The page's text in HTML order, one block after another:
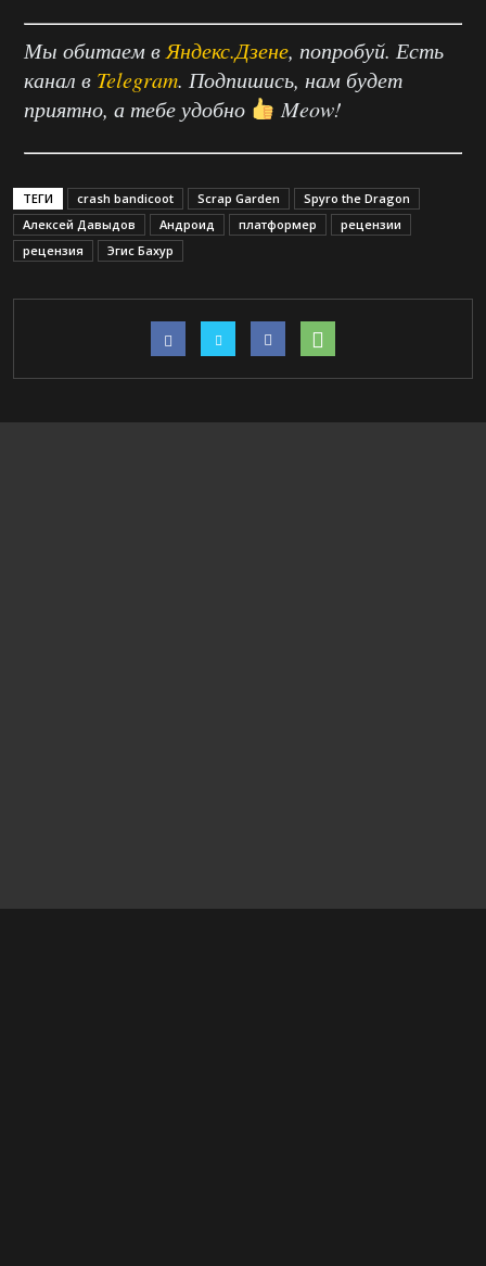
Мы обитаем в Яндекс.Дзене, попробуй. Есть
канал в Telegram. Подпишись, нам будет
приятно, а тебе удобно
Meow!
ТЕГИ crash bandicoot Scrap Garden
Spyro the Dragon
Алексей Давыдов
Андроид платформер
рецензии
рецензия
Эгис Бахур